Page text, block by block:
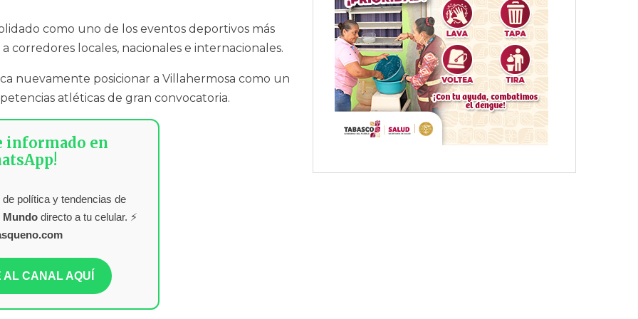
como uno de los eventos deportivos más
corredores locales, nacionales e internacionales.
nuevamente posicionar a Villahermosa como un
atléticas de gran convocatoria.
informado en
política y tendencias de
Mundodirecto a tu celular. ⚡
AL CANAL AQUÍ